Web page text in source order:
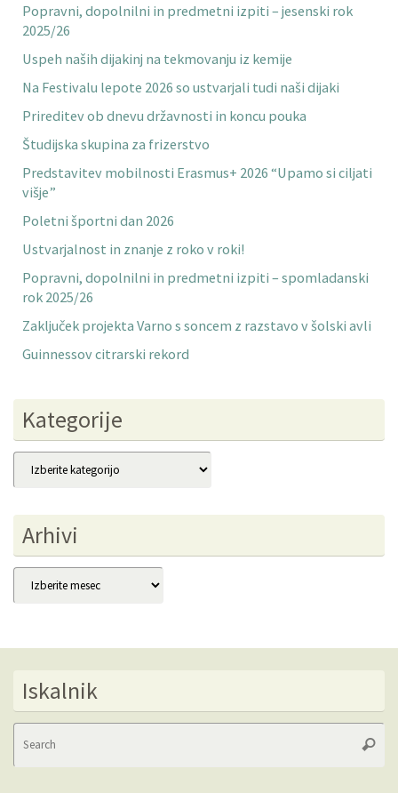
Popravni, dopolnilni in predmetni izpiti – jesenski rok
2025/26
Uspeh naših dijakinj na tekmovanju iz kemije
Na Festivalu lepote 2026 so ustvarjali tudi naši dijaki
Prireditev ob dnevu državnosti in koncu pouka
Študijska skupina za frizerstvo
Predstavitev mobilnosti Erasmus+ 2026 “Upamo si ciljati
višje”
Poletni športni dan 2026
Ustvarjalnost in znanje z roko v roki!
Popravni, dopolnilni in predmetni izpiti – spomladanski
rok 2025/26
Zaključek projekta Varno s soncem z razstavo v šolski avli
Guinnessov citrarski rekord
Kategorije
Kategorije
Arhivi
Arhivi
Iskalnik